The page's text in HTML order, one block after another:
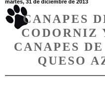
martes, 31 de diciembre de 2013
CANAPES
CODORNIZ
CANAPES
QUESO